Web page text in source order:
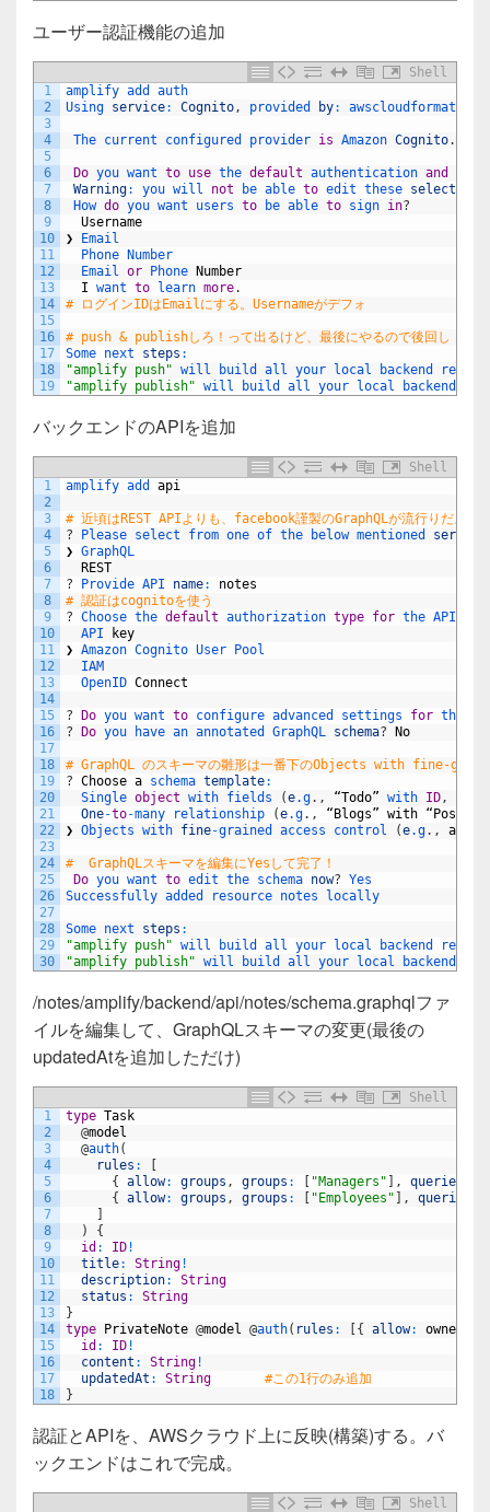
ユーザー認証機能の追加
Shell
1
2
3
4
5
6
7
8
9
10
11
12
13
14
15
16
17
18
19
amplify add auth
Using service: Cognito, provided by: awscloudformation
The current configured provider is Amazon Cognito.
Do you want to use the default authentication and
Warning: you will not be able to edit these selections
How do you want users to be able to sign in?
Username
❯
Email
Phone Number
Email or Phone Number
I want to learn more.
# ログインIDはEmailにする。Usernameがデフォ
# push & publishしろ！って出るけど、最後にやるので後回し
Some next steps :
"amplify push" will build all your local backend
"amplify publish" will build all your local backend
バックエンドのAPIを追加
Shell
1
2
3
4
5
6
7
8
9
10
11
12
13
14
15
16
17
18
19
20
21
22
23
24
25
26
27
28
29
30
amplify add api
# 近頃はREST APIよりも、facebook謹製のGraphQLが流行りだよな
?
Please select from one of the below mentioned
❯ GraphQL
REST
?
Provide API name:
notes
# 認証はcognitoを使う
? Choose the default authorization type for the API
API
key
❯ Amazon Cognito User Pool
IAM
OpenID Connect
? Do you want to configure advanced settings for the
? Do you have an annotated GraphQL schema? No
# GraphQL のスキーマの雛形は一番下のObjects with fine-
? Choose a schema template:
Single object with fields (e.g. , “Todo” with ID,
One-to-many relationship (e.g. , “Blogs” with “Posts
❯ Objects with fine-grained access control (e.g. , a
#  GraphQLスキーマを編集にYesして完了！
Do you want to edit the schema now? Yes
Successfully added resource notes locally
Some next steps :
"amplify push" will build all your local backend
"amplify publish" will build all your local backend
/notes/amplify/backend/api/notes/schema.graphqlファ
イルを編集して、GraphQLスキーマの変更(最後の
updatedAtを追加しただけ)
Shell
1
2
3
4
5
6
7
8
9
10
11
12
13
14
15
16
17
18
type Task
@model
@auth(
rules :
[
{ allow: groups , groups : [ "Managers" ] , queries
{ allow: groups , groups : [ "Employees" ] , queries
]
)
{
id : ID !
title: String !
description:
String
status :
String
}
type PrivateNote @model @auth( rules : [{ allow: owner
id : ID !
content : String !
updatedAt : String
#この1行のみ追加
}
認証とAPIを、AWSクラウド上に反映(構築)する。バ
ックエンドはこれで完成。
Shell